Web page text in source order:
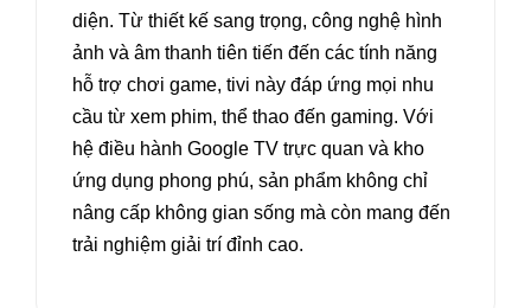
diện. Từ thiết kế sang trọng, công nghệ hình
ảnh và âm thanh tiên tiến đến các tính năng
hỗ trợ chơi game, tivi này đáp ứng mọi nhu
cầu từ xem phim, thể thao đến gaming. Với
hệ điều hành Google TV trực quan và kho
ứng dụng phong phú, sản phẩm không chỉ
nâng cấp không gian sống mà còn mang đến
trải nghiệm giải trí đỉnh cao.